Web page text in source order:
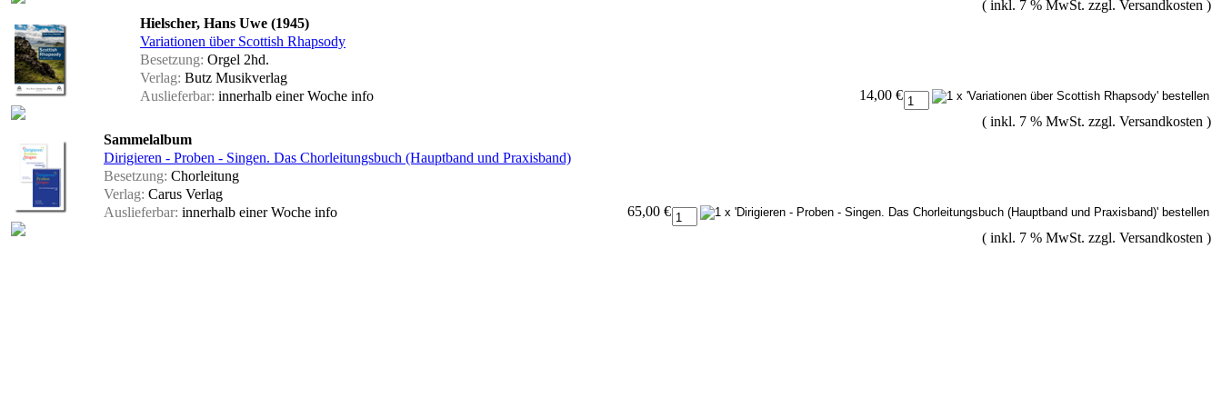
( inkl. 7 % MwSt. zzgl. Versandkosten )
Hielscher, Hans Uwe (1945)
Variationen über Scottish Rhapsody
Besetzung: Orgel 2hd.
Verlag: Butz Musikverlag
Auslieferbar: innerhalb einer Woche info
14,00 €
( inkl. 7 % MwSt. zzgl. Versandkosten )
Sammelalbum
Dirigieren - Proben - Singen. Das Chorleitungsbuch (Hauptband und Praxisband)
Besetzung: Chorleitung
Verlag: Carus Verlag
Auslieferbar: innerhalb einer Woche info
65,00 €
( inkl. 7 % MwSt. zzgl. Versandkosten )